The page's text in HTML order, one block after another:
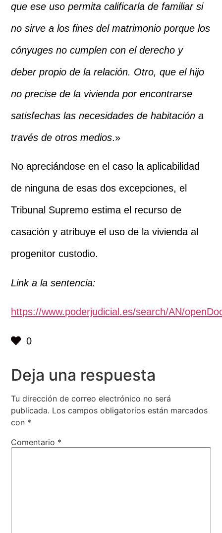
que ese uso permita calificarla de familiar si
no sirve a los fines del matrimonio porque los
cónyuges no cumplen con el derecho y
deber propio de la relación. Otro, que el hijo
no precise de la vivienda por encontrarse
satisfechas las necesidades de habitación a
través de otros medios.»
No apreciándose en el caso la aplicabilidad
de ninguna de esas dos excepciones, el
Tribunal Supremo estima el recurso de
casación y atribuye el uso de la vivienda al
progenitor custodio.
Link a la sentencia:
https://www.poderjudicial.es/search/AN/
0
Deja una respuesta
Tu dirección de correo electrónico no será
publicada. Los campos obligatorios están marcados
con *
Comentario *